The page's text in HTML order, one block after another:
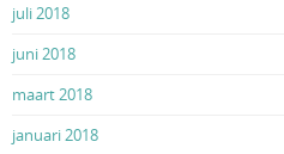
juli 2018
juni 2018
maart 2018
januari 2018